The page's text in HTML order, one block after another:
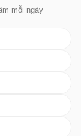
mỗi ngày